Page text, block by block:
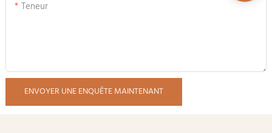
Teneur
ENVOYER UNE ENQUÊTE MAINTENANT